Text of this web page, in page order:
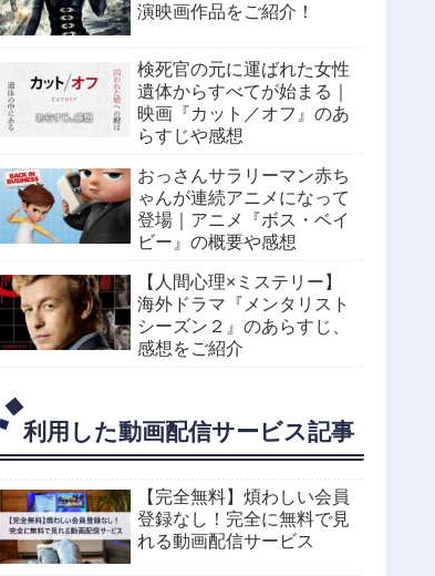
演映画作品をご紹介！
検死官の元に運ばれた女性
遺体からすべてが始まる｜
映画『カット／オフ』のあ
らすじや感想
おっさんサラリーマン赤ち
ゃんが連続アニメになって
登場｜アニメ『ボス・ベイ
ビー』の概要や感想
【人間心理×ミステリー】
海外ドラマ『メンタリスト
シーズン２』のあらすじ、
感想をご紹介
利用した動画配信サービス記事
【完全無料】煩わしい会員
登録なし！完全に無料で見
れる動画配信サービス